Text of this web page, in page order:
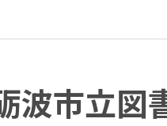
波市立図